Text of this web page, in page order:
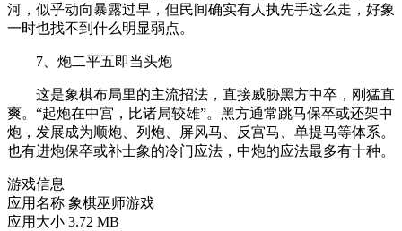
河，似乎动向暴露过早，但民间确实有人执先手这么走，好象
一时也找不到什么明显弱点。
7、炮二平五即当头炮
这是象棋布局里的主流招法，直接威胁黑方中卒，刚猛直
爽。“起炮在中宫，比诸局较雄”。黑方通常跳马保卒或还架中
炮，发展成为顺炮、列炮、屏风马、反宫马、单提马等体系。
也有进炮保卒或补士象的冷门应法，中炮的应法最多有十种。
游戏信息
应用名称 象棋巫师游戏
应用大小 3.72 MB